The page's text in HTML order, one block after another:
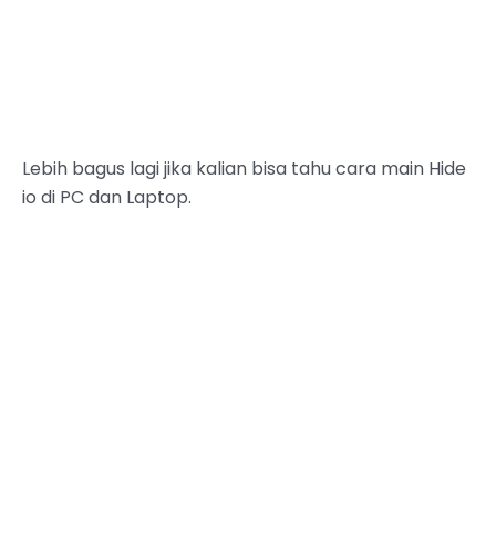
Lebih bagus lagi jika kalian bisa tahu cara main Hide
io di PC dan Laptop.